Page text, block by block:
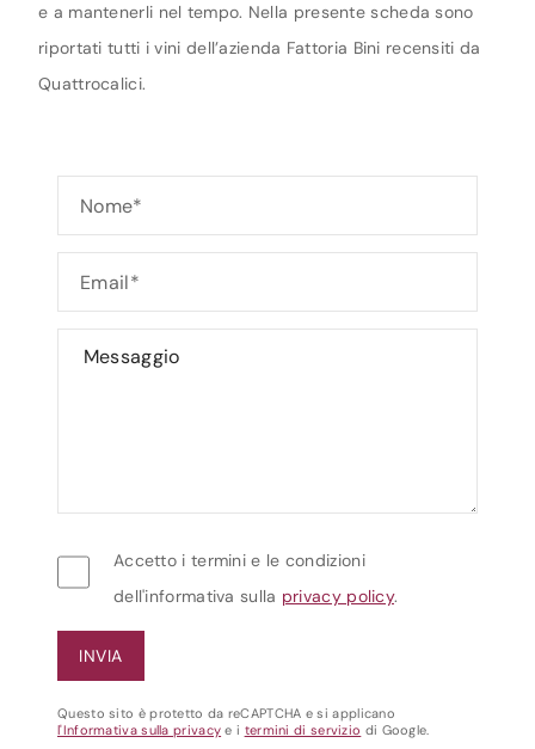
e a mantenerli nel tempo. Nella presente scheda sono
riportati tutti i vini dell’azienda Fattoria Bini recensiti da
Quattrocalici.
Accetto i termini e le condizioni
dell'informativa sulla privacy policy.
Questo sito è protetto da reCAPTCHA e si applicano
l'Informativa sulla privacy e i termini di servizio di Google.